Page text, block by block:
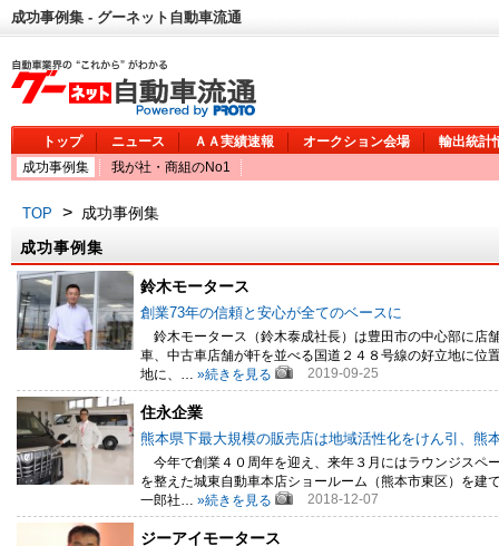
成功事例集 - グーネット自動車流通
トップ ニュース ＡＡ実績速報 オークション会場
輸出統計
成功事例集
我が社・商組のNo1
TOP > 成功事例集
成功事例集
鈴木モータース
創業73年の信頼と安心が全てのベースに
鈴木モータース（鈴木泰成社長）は豊田市の中心部に店
車、中古車店舗が軒を並べる国道２４８号線の好立地に位
地に、… »続きを見る 2019-09-25
住永企業
熊本県下最大規模の販売店は地域活性化をけん引、熊
今年で創業４０周年を迎え、来年３月にはラウンジスペ
を整えた城東自動車本店ショールーム（熊本市東区）を建
一郎社… »続きを見る 2018-12-07
ジーアイモータース